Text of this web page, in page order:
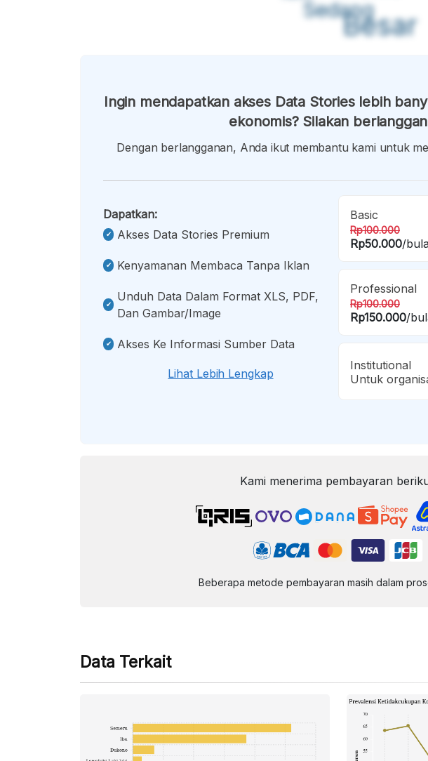
SedangBesar
Ingin mendapatkan akses Data Stories lebih
ekonomis? Silakan
Dengan berlangganan, Anda ikut membantu kami untuk
Dapatkan:
Akses Data Stories Premium
Kenyamanan Membaca Tanpa Iklan
Unduh Data Dalam Format XLS, PDF,
Dan Gambar/image
Akses Ke Informasi Sumber Data
Lihat Lebih Lengkap
Basic
Rp100.000
Rp50.000/
Professional
Rp100.000
Rp150.000/
Institutional
Untuk
Kami menerima pembayaran
Beberapa metode pembayaran masih dalam
Data Terkait